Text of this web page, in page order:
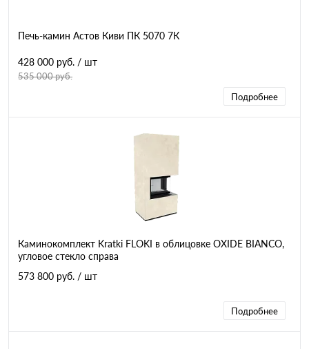
Печь-камин Астов Киви ПК 5070 7К
428 000 руб. / шт
535 000 руб.
Подробнее
Каминокомплект Kratki FLOKI в облицовке OXIDE BIANCO,
угловое стекло справа
573 800 руб. / шт
Подробнее